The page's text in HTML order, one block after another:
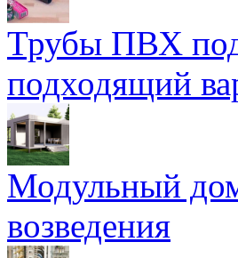
Трубы ПВХ под
подходящий
Модульный
возведения